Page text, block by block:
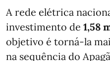
A rede elétrica
investimento de 1,58
objetivo é torná-la
na sequência do